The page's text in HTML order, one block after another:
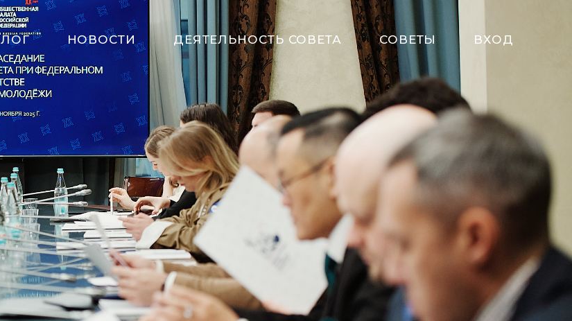
НОВОСТИ ДЕЯТЕЛЬНОСТЬ СОВЕТА СОВЕТЫ ВХОД